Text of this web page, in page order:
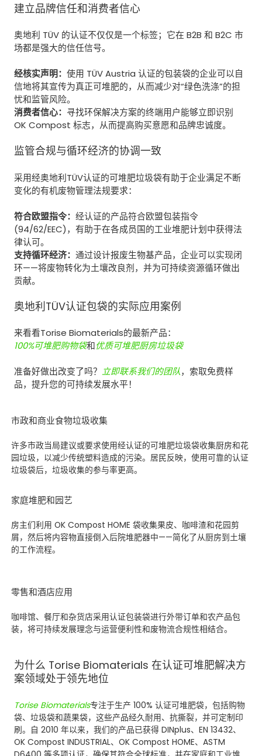
建立品牌信任和消费者信心
奥地利 TÜV 的认证不仅仅是一个标签；它在 B2B 和 B2C 市
场都是强大的信任信号。
经核实声明：使用 TÜV Austria 认证的包装袋的企业可以自
信地将其宣传为真正可堆肥的，从而减少对“绿色洗涤”的担
忧和监管风险。
消费者信心： 寻找环保解决方案的终端用户能够立即识别
OK Compost 标志，从而提高购买意愿和品牌忠诚度。
监管合规与循环经济的协调一致
采用经奥地利TÜV认证的可堆肥垃圾袋有助于企业满足不断
变化的有机废物管理法规要求：
符合欧盟指令：经认证的产品符合欧盟包装指令
(94/62/EEC)，有助于在各成员国的工业堆肥计划中获得法
律认可。
支持循环经济：通过设计报废生物基产品，企业可以实现闭
环——将废物转化为土壤改良剂，并为可持续资源循环做出
贡献。
奥地利TÜV认证包袋的实际应用案例
来看看Torise Biomaterials的最新产品：
100%可堆肥购物袋和优质可堆肥厨房垃圾袋
准备好做出改变了吗？ 立即联系我们的团队，索取免费样
品，提升您的可持续发展水平！
市政和商业食物垃圾收集
许多市政当局建议或要求使用经认证的可堆肥垃圾袋收集厨房和花
园垃圾，以减少传统塑料造成的污染。居民反映，使用可靠的认证
垃圾袋后，垃圾收集的参与率更高。
家庭堆肥和园艺
房主们利用 OK Compost HOME 袋收集果皮、咖啡渣和花园剪
屑，然后将内容物直接倒入后院堆肥器中——简化了从厨房到土壤
的工作流程。
零售和酒店应用
咖啡馆、餐厅和杂货店采用认证包装袋进行外带订单和农产品包
装，将可持续发展理念与运营便利性和废物流合规性相结合。
为什么 Torise Biomaterials 在认证可堆肥解决方
案领域处于领先地位
Torise Biomaterials专注于生产 100% 认证可堆肥袋，包括购物
袋、垃圾袋和蔬果袋，这些产品经久耐用、抗撕裂，并可定制印
刷。自 2010 年以来，我们的产品已获得 DINplus、EN 13432、
OK Compost INDUSTRIAL、OK Compost HOME、ASTM